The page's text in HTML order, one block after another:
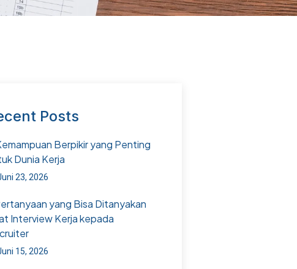
Posts
Berpikir yang Penting
Dunia Kerja
23, 2026
yang Bisa Ditanyakan
Interview Kerja kepada
15, 2026